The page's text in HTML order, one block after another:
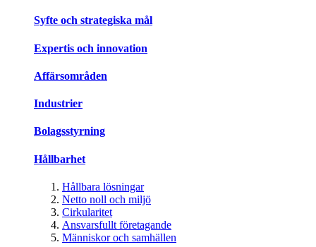
Syfte och strategiska mål
Expertis och innovation
Affärsområden
Industrier
Bolagsstyrning
Hållbarhet
Hållbara lösningar
Netto noll och miljö
Cirkularitet
Ansvarsfullt företagande
Människor och samhällen